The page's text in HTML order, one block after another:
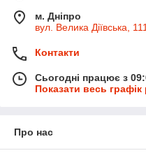
м. Дніпро
вул. Велика Діївська,
Контакти
Сьогодні працює з
Показати весь графік
Про нас